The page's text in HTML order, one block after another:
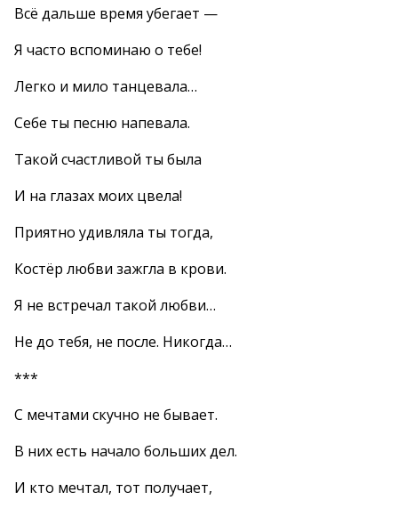
Всё дальше время убегает —
Я часто вспоминаю о тебе!
Легко и мило танцевала…
Себе ты песню напевала.
Такой счастливой ты была
И на глазах моих цвела!
Приятно удивляла ты тогда,
Костёр любви зажгла в крови.
Я не встречал такой любви…
Не до тебя, не после. Никогда…
***
С мечтами скучно не бывает.
В них есть начало больших дел.
И кто мечтал, тот получает,